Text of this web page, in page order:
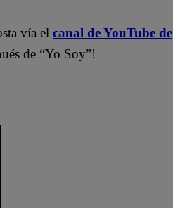
vía el canal de YouTube de
de “Yo Soy”!